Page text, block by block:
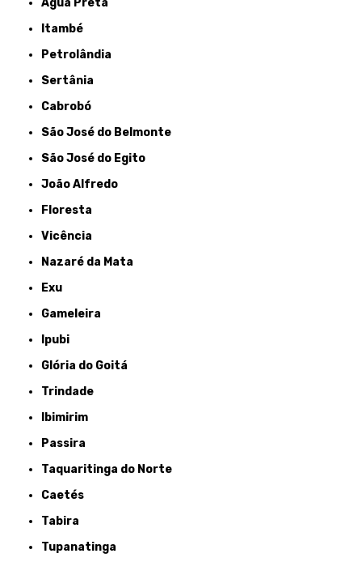
Água Preta
Itambé
Petrolândia
Sertânia
Cabrobó
São José do Belmonte
São José do Egito
João Alfredo
Floresta
Vicência
Nazaré da Mata
Exu
Gameleira
Ipubi
Glória do Goitá
Trindade
Ibimirim
Passira
Taquaritinga do Norte
Caetés
Tabira
Tupanatinga